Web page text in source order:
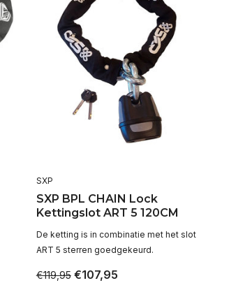
SXP
SXP BPL CHAIN Lock
Kettingslot ART 5 120CM
De ketting is in combinatie met het slot
ART 5 sterren goedgekeurd.
€119,95 €107,95